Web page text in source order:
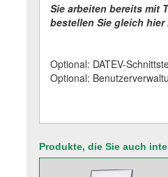
Sie arbeiten bereits mit
bestellen Sie gleich
Optional: DATEV-
Optional:
Produkte, die Sie auch